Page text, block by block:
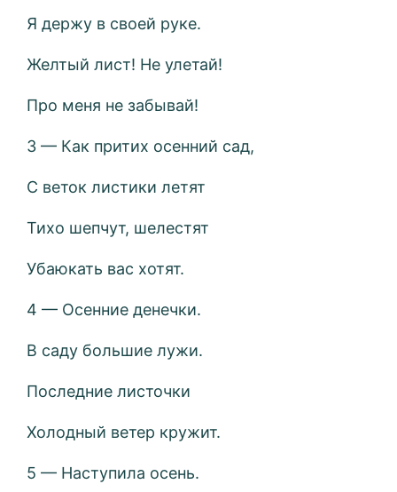
Я держу в своей руке.
Желтый лист! Не улетай!
Про меня не забывай!
3 — Как притих осенний сад,
С веток листики летят
Тихо шепчут, шелестят
Убаюкать вас хотят.
4 — Осенние денечки.
В саду большие лужи.
Последние листочки
Холодный ветер кружит.
5 — Наступила осень.